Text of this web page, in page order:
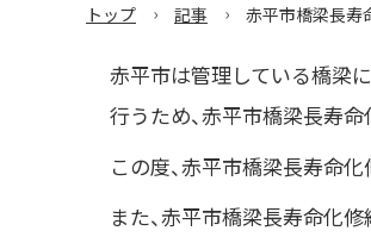
トップ › 記事 › 赤平市橋梁長寿
赤平市は管理している橋梁
行うため、赤平市橋梁長寿
この度、赤平市橋梁長寿命
また、赤平市橋梁長寿命化